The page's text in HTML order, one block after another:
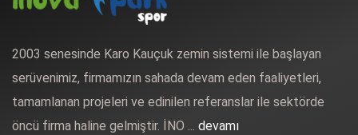
2003 senesinde Karo Kauçuk zemin sistemi ile başlayan
serüvenimiz, firmamızın sahada devam eden faaliyetleri,
tamamlanan projeleri ve edinilen referanslar ile sektörde
öncü firma haline gelmiştir. İNO ... devamı